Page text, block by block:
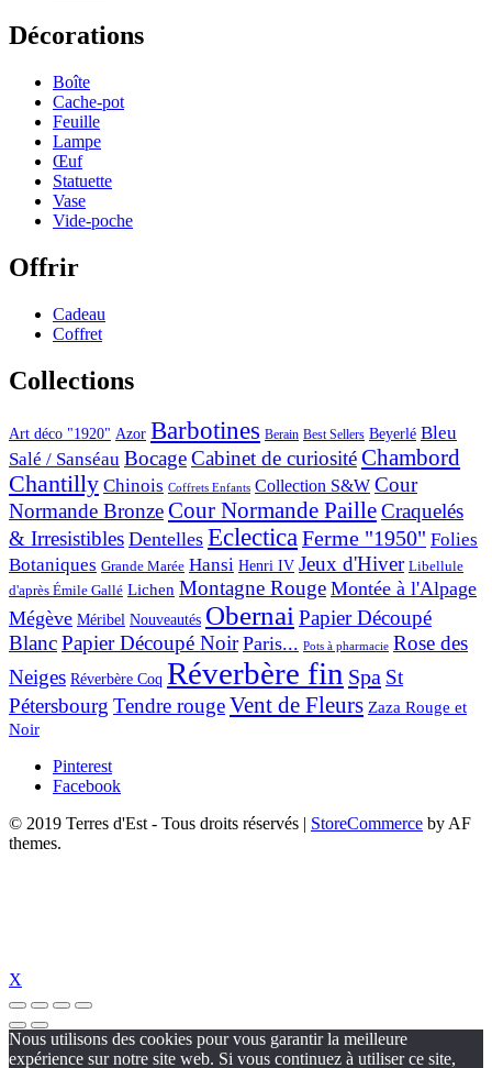
Décorations
Boîte
Cache-pot
Feuille
Lampe
Œuf
Statuette
Vase
Vide-poche
Offrir
Cadeau
Coffret
Collections
Art déco "1920" Azor Barbotines Berain Best Sellers Beyerlé Bleu
Salé / Sanséau BocageCabinet de curiositéChambord
Chantilly Chinois Coffrets Enfants Collection S&W Cour
Normande BronzeCour Normande PailleCraquelés
& Irresistibles Dentelles EclecticaFerme "1950" Folies
Botaniques Grande Marée Hansi Henri IV Jeux d'Hiver Libellule
d'après Émile Gallé Lichen Montagne Rouge Montée à l'Alpage
Mégève Méribel Nouveautés ObernaiPapier Découpé
BlancPapier Découpé Noir Paris... Pots à pharmacie Rose des
Neiges Réverbère Coq Réverbère fin Spa St
Pétersbourg Tendre rougeVent de Fleurs Zaza Rouge et
Noir
Pinterest
Facebook
© 2019 Terres d'Est - Tous droits réservés
StoreCommerce by AF
themes.
X
Nous utilisons des cookies pour vous garantir la meilleure
expérience sur notre site web. Si vous continuez à utiliser ce site,